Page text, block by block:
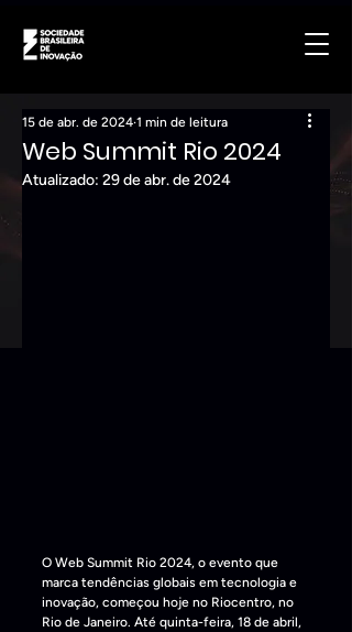
Web Summit Rio 2024
15 de abr. de 2024 1 min de leitura
Atualizado: 29 de abr. de 2024
O Web Summit Rio 2024, o evento que
marca tendências globais em tecnologia e
inovação, começou hoje no Riocentro, no
Rio de Janeiro. Até quinta-feira, 18 de abril,